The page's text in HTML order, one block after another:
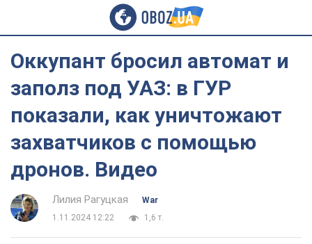
Оккупант бросил автомат и
заполз под УАЗ: в ГУР
показали, как уничтожают
захватчиков с помощью
дронов. Видео
Лилия Рагуцкая
War
1.11.2024 12:22
1,6 т.